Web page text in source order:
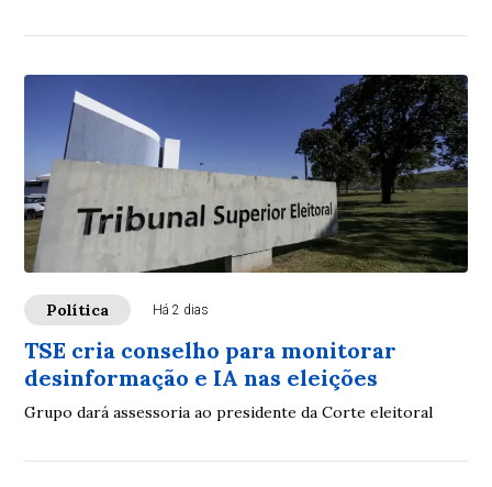
Política Há 2 dias
TSE cria conselho para monitorar
desinformação e IA nas eleições
Grupo dará assessoria ao presidente da Corte eleitoral